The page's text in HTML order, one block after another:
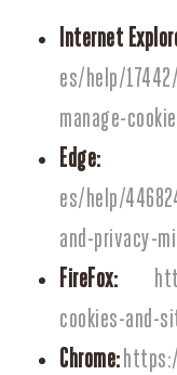
Internet
es/help/
manage-
Edge:
es/help/
and-privacy-
FireFox:
cookies-and-
Chrome: